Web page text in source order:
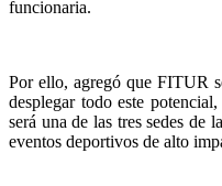
funcionaria.
Por ello, agregó que FITUR
desplegar todo este
será una de las tres sedes de
eventos deportivos de alto